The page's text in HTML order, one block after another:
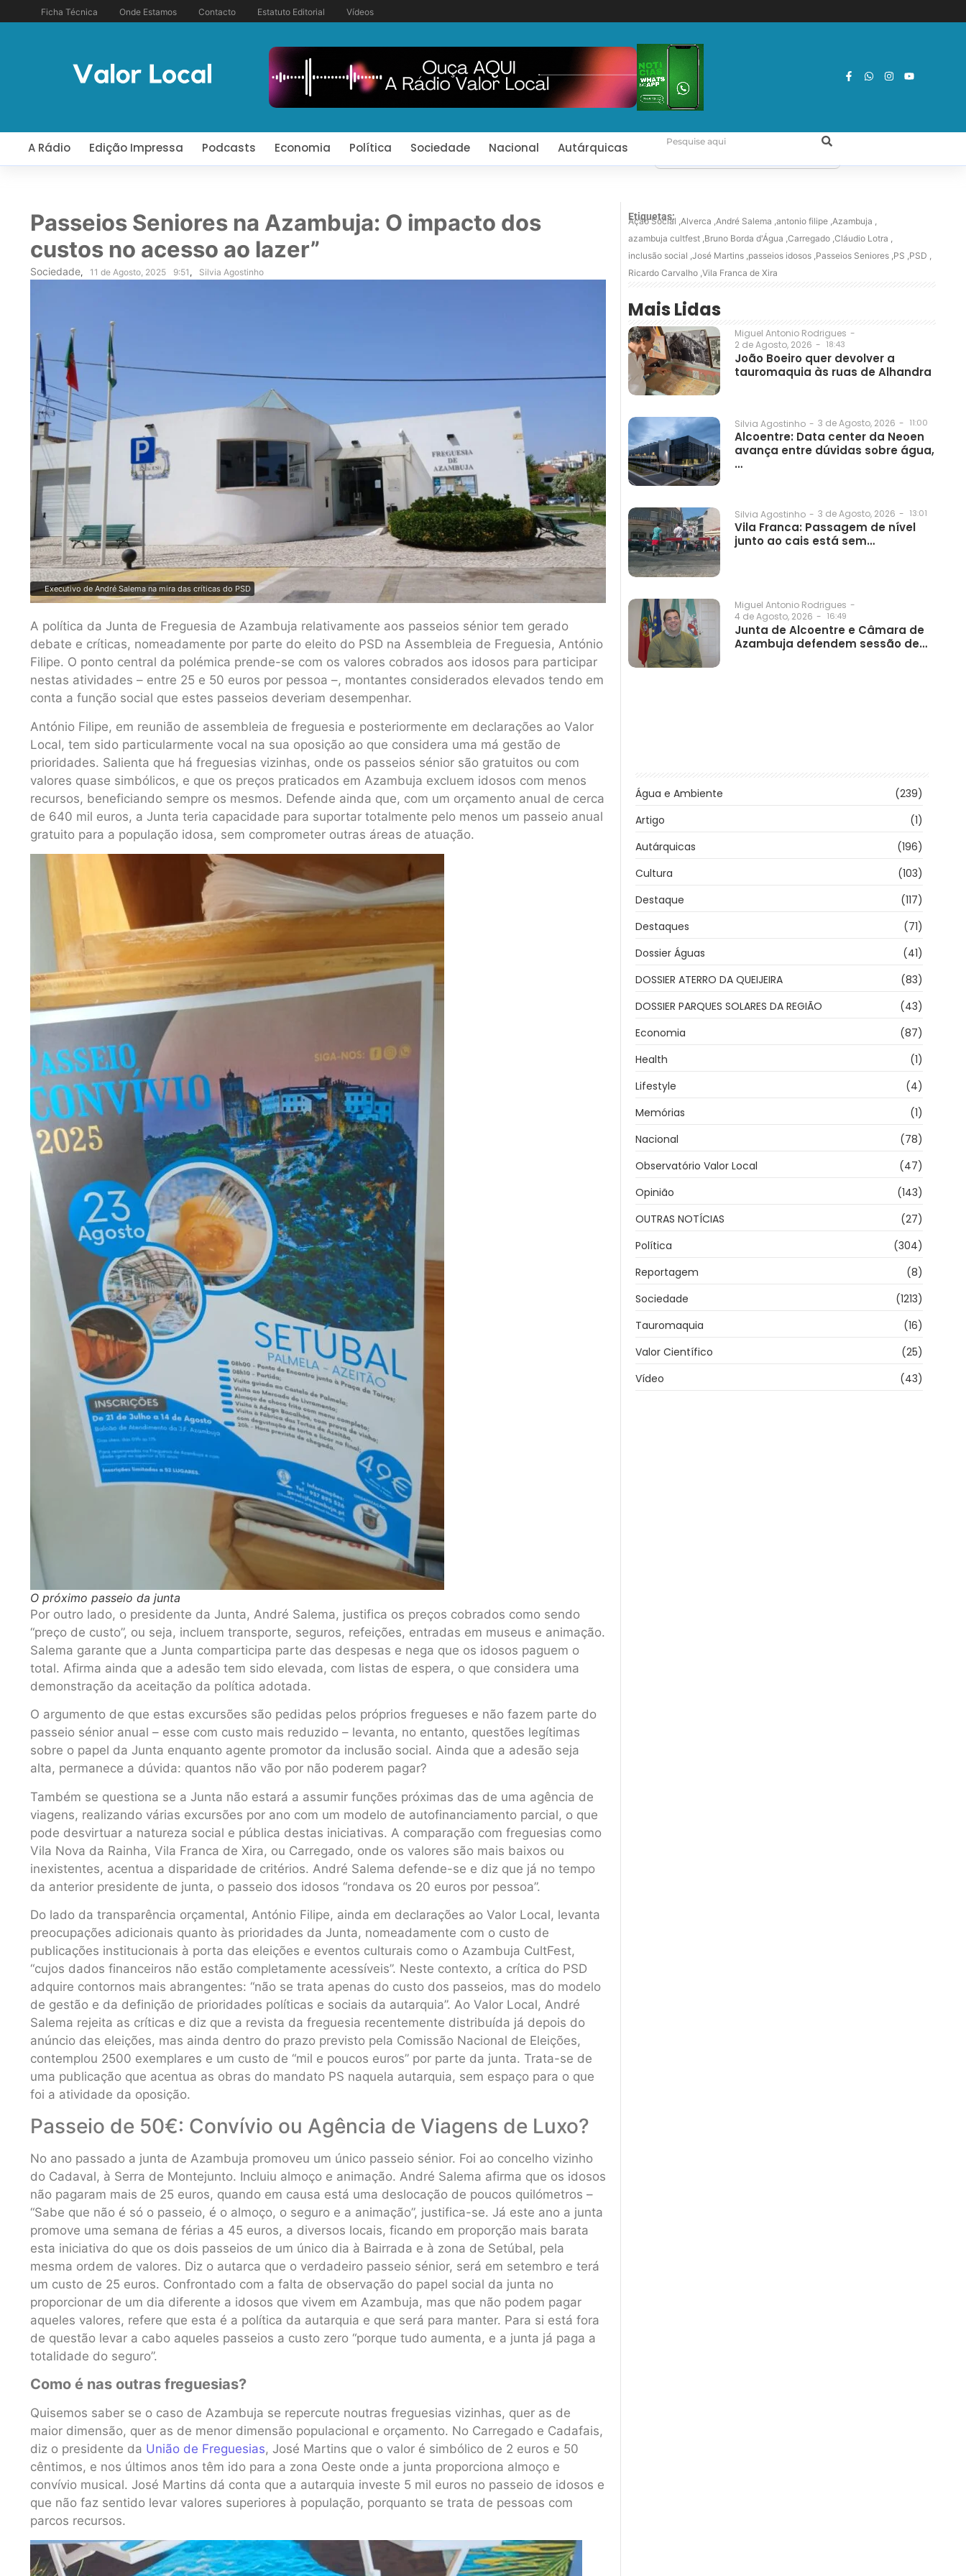
Ficha Técnica Onde Estamos Contacto Estatuto Editorial Vídeos
A Rádio Edição Impressa Podcasts Economia Política Sociedade Nacional Autárquicas
Passeios Seniores na Azambuja: O impacto dos
custos no acesso ao lazer”
Sociedade, 11 de Agosto, 2025 9:51 , Silvia Agostinho
Executivo de André Salema na mira das críticas do PSD
A política da Junta de Freguesia de Azambuja relativamente aos passeios sénior tem gerado
debate e críticas, nomeadamente por parte do eleito do PSD na Assembleia de Freguesia, António
Filipe. O ponto central da polémica prende-se com os valores cobrados aos idosos para participar
nestas atividades – entre 25 e 50 euros por pessoa –, montantes considerados elevados tendo em
conta a função social que estes passeios deveriam desempenhar.
António Filipe, em reunião de assembleia de freguesia e posteriormente em declarações ao Valor
Local, tem sido particularmente vocal na sua oposição ao que considera uma má gestão de
prioridades. Salienta que há freguesias vizinhas, onde os passeios sénior são gratuitos ou com
valores quase simbólicos, e que os preços praticados em Azambuja excluem idosos com menos
recursos, beneficiando sempre os mesmos. Defende ainda que, com um orçamento anual de cerca
de 640 mil euros, a Junta teria capacidade para suportar totalmente pelo menos um passeio anual
gratuito para a população idosa, sem comprometer outras áreas de atuação.
O próximo passeio da junta
Por outro lado, o presidente da Junta, André Salema, justifica os preços cobrados como sendo
“preço de custo”, ou seja, incluem transporte, seguros, refeições, entradas em museus e animação.
Salema garante que a Junta comparticipa parte das despesas e nega que os idosos paguem o
total. Afirma ainda que a adesão tem sido elevada, com listas de espera, o que considera uma
demonstração da aceitação da política adotada.
O argumento de que estas excursões são pedidas pelos próprios fregueses e não fazem parte do
passeio sénior anual – esse com custo mais reduzido – levanta, no entanto, questões legítimas
sobre o papel da Junta enquanto agente promotor da inclusão social. Ainda que a adesão seja
alta, permanece a dúvida: quantos não vão por não poderem pagar?
Também se questiona se a Junta não estará a assumir funções próximas das de uma agência de
viagens, realizando várias excursões por ano com um modelo de autofinanciamento parcial, o que
pode desvirtuar a natureza social e pública destas iniciativas. A comparação com freguesias como
Vila Nova da Rainha, Vila Franca de Xira, ou Carregado, onde os valores são mais baixos ou
inexistentes, acentua a disparidade de critérios. André Salema defende-se e diz que já no tempo
da anterior presidente de junta, o passeio dos idosos “rondava os 20 euros por pessoa”.
Do lado da transparência orçamental, António Filipe, ainda em declarações ao Valor Local, levanta
preocupações adicionais quanto às prioridades da Junta, nomeadamente com o custo de
publicações institucionais à porta das eleições e eventos culturais como o Azambuja CultFest,
“cujos dados financeiros não estão completamente acessíveis”. Neste contexto, a crítica do PSD
adquire contornos mais abrangentes: “não se trata apenas do custo dos passeios, mas do modelo
de gestão e da definição de prioridades políticas e sociais da autarquia”. Ao Valor Local, André
Salema rejeita as críticas e diz que a revista da freguesia recentemente distribuída já depois do
anúncio das eleições, mas ainda dentro do prazo previsto pela Comissão Nacional de Eleições,
contemplou 2500 exemplares e um custo de “mil e poucos euros” por parte da junta. Trata-se de
uma publicação que acentua as obras do mandato PS naquela autarquia, sem espaço para o que
foi a atividade da oposição.
Passeio de 50€: Convívio ou Agência de Viagens de Luxo?
No ano passado a junta de Azambuja promoveu um único passeio sénior. Foi ao concelho vizinho
do Cadaval, à Serra de Montejunto. Incluiu almoço e animação. André Salema afirma que os idosos
não pagaram mais de 25 euros, quando em causa está uma deslocação de poucos quilómetros –
“Sabe que não é só o passeio, é o almoço, o seguro e a animação”, justifica-se. Já este ano a junta
promove uma semana de férias a 45 euros, a diversos locais, ficando em proporção mais barata
esta iniciativa do que os dois passeios de um único dia à Bairrada e à zona de Setúbal, pela
mesma ordem de valores. Diz o autarca que o verdadeiro passeio sénior, será em setembro e terá
um custo de 25 euros. Confrontado com a falta de observação do papel social da junta no
proporcionar de um dia diferente a idosos que vivem em Azambuja, mas que não podem pagar
aqueles valores, refere que esta é a política da autarquia e que será para manter. Para si está fora
de questão levar a cabo aqueles passeios a custo zero “porque tudo aumenta, e a junta já paga a
totalidade do seguro”.
Como é nas outras freguesias?
Quisemos saber se o caso de Azambuja se repercute noutras freguesias vizinhas, quer as de
maior dimensão, quer as de menor dimensão populacional e orçamento. No Carregado e Cadafais,
diz o presidente da União de Freguesias, José Martins que o valor é simbólico de 2 euros e 50
cêntimos, e nos últimos anos têm ido para a zona Oeste onde a junta proporciona almoço e
convívio musical. José Martins dá conta que a autarquia investe 5 mil euros no passeio de idosos e
que não faz sentido levar valores superiores à população, porquanto se trata de pessoas com
parcos recursos.
Etiquetas:
Ação Social ,Alverca ,André Salema ,antonio filipe ,Azambuja ,
azambuja cultfest ,Bruno Borda d'Água ,Carregado ,Cláudio Lotra ,
inclusão social ,José Martins ,passeios idosos ,Passeios Seniores ,PS ,PSD ,
Ricardo Carvalho ,Vila Franca de Xira
Mais Lidas
Miguel Antonio Rodrigues -
2 de Agosto, 2026 - 18:43
João Boeiro quer devolver a
tauromaquia às ruas de Alhandra
Silvia Agostinho - 3 de Agosto, 2026 - 11:00
Alcoentre: Data center da Neoen
avança entre dúvidas sobre água,
…
Silvia Agostinho - 3 de Agosto, 2026 - 13:01
Vila Franca: Passagem de nível
junto ao cais está sem…
Miguel Antonio Rodrigues -
4 de Agosto, 2026 - 16:49
Junta de Alcoentre e Câmara de
Azambuja defendem sessão de…
Água e Ambiente
(239)
Artigo
(1)
Autárquicas
(196)
Cultura
(103)
Destaque
(117)
Destaques
(71)
Dossier Águas
(41)
DOSSIER ATERRO DA QUEIJEIRA
(83)
DOSSIER PARQUES SOLARES DA REGIÃO
(43)
Economia
(87)
Health
(1)
Lifestyle
(4)
Memórias
(1)
Nacional
(78)
Observatório Valor Local
(47)
Opinião
(143)
OUTRAS NOTÍCIAS
(27)
Política
(304)
Reportagem
(8)
Sociedade
(1213)
Tauromaquia
(16)
Valor Científico
(25)
Vídeo
(43)